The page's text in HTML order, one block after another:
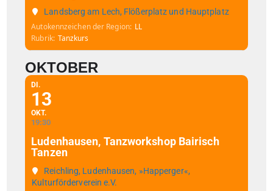
Landsberg am Lech, Flößerplatz und Hauptplatz
Autokennzeichen der Region LL
Rubrik Tanzkurs
OKTOBER
DI.
13
OKT.
19:30
Ludenhausen, Tanzworkshop Bairisch
Tanzen
Reichling, Ludenhausen, »Happerger«,
Kulturförderverein e.V.